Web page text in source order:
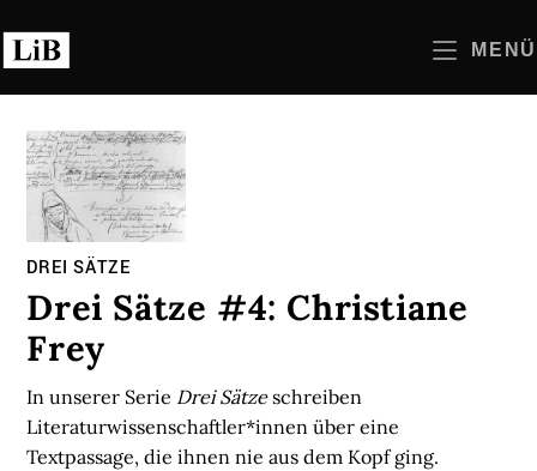
Inhalt
springen
MENÜ
DREI SÄTZE
Drei Sätze #4: Christiane
Frey
In unserer Serie Drei Sätzeschreiben
Literaturwissenschaftler*innen über eine
Textpassage, die ihnen nie aus dem Kopf ging.